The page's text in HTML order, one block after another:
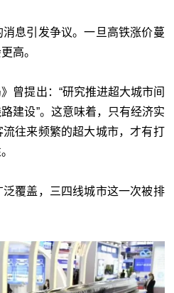
息引发争议。一旦高铁涨价蔓
高。
曾提出：“研究推进超大城市间
建设”。这意味着，只有经济实
往来频繁的超大城市，才有打
覆盖，三四线城市这一次被排